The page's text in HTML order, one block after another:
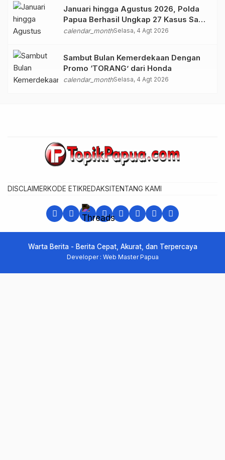
Januari hingga Agustus 2026, Polda
Papua Berhasil Ungkap 27 Kasus Sabu
dan 111 Kasus Ganja
calendar_monthSelasa, 4 Agt 2026
Sambut Bulan Kemerdekaan Dengan
Promo ‘TORANG’ dari Honda
calendar_monthSelasa, 4 Agt 2026
DISCLAIMERKODE ETIKREDAKSI TENTANG KAMI
Warta Berita - Berita Cepat, Akurat, dan Terpercaya
Developer : Web Master Papua